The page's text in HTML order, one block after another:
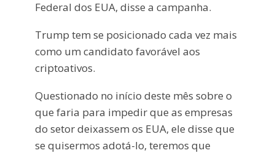
Federal dos EUA, disse a campanha.
Trump tem se posicionado cada vez mais
como um candidato favorável aos
criptoativos.
Questionado no início deste mês sobre o
que faria para impedir que as empresas
do setor deixassem os EUA, ele disse que
se quisermos adotá-lo, teremos que